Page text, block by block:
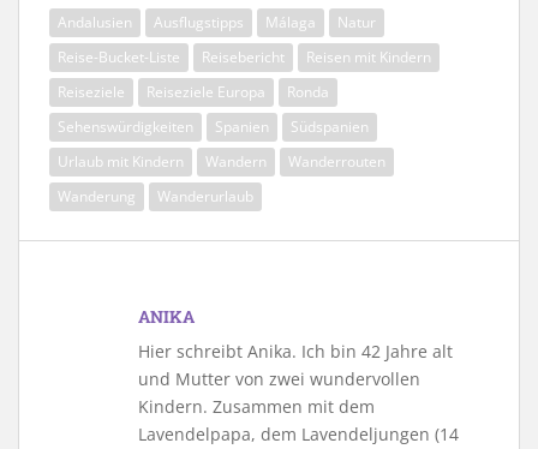
Andalusien Ausflugstipps Málaga
Natur
Reise-Bucket-Liste
Reisebericht
Reisen mit Kindern
Reiseziele
Reiseziele Europa
Ronda
Sehenswürdigkeiten
Spanien
Südspanien
Urlaub mit Kindern
Wandern
Wanderrouten
Wanderung
Wanderurlaub
ANIKA
Hier schreibt Anika. Ich bin 42 Jahre alt
und Mutter von zwei wundervollen
Kindern. Zusammen mit dem
Lavendelpapa, dem Lavendeljungen (14